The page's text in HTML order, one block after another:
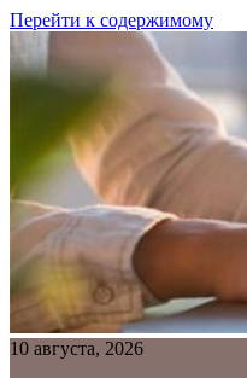
Перейти к содержимому
10 августа, 2026